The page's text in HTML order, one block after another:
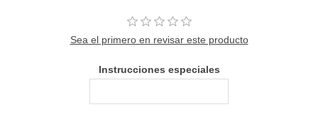
Sea el primero en revisar este producto
Instrucciones especiales